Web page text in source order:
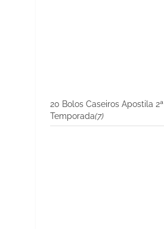
20 Bolos Caseiros Apostila 2ª
Temporada(7)